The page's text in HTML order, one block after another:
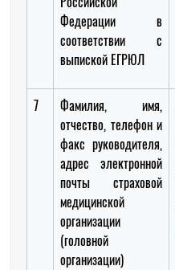
Федерации в
соответствии с
выпиской ЕГРЮЛ
7
Фамилия, имя,
отчество, телефон и
факс руководителя,
адрес электронной
почты страховой
медицинской
организации
(головной
организации)